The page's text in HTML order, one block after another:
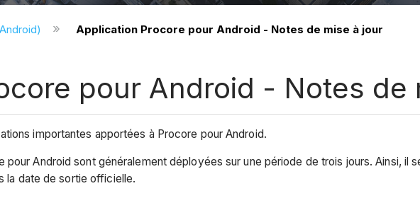
hiérarchie globale
Application Procore pour Android - Notes de mise à jour
pour Android - Notes de
importantes apportées à Procore pour Android.
pour Android sont généralement déployées sur une période de trois jours. Ainsi,
la date de sortie officielle.